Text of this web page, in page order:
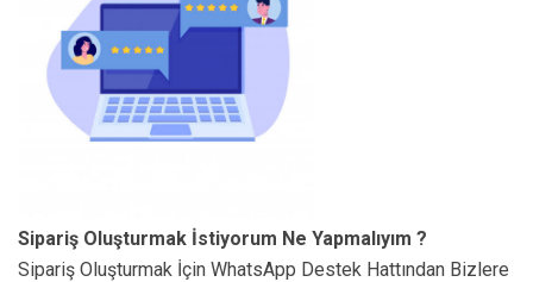
Sipariş Oluşturmak İstiyorum Ne Yapmalıyım ?
Sipariş Oluşturmak İçin WhatsApp Destek Hattından Bizlere